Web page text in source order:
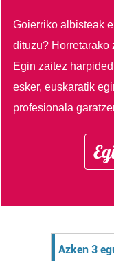
Goierriko albisteak
dituzu? Horretarako
Egin zaitez
esker, euskaratik
profesionala
Azken 3